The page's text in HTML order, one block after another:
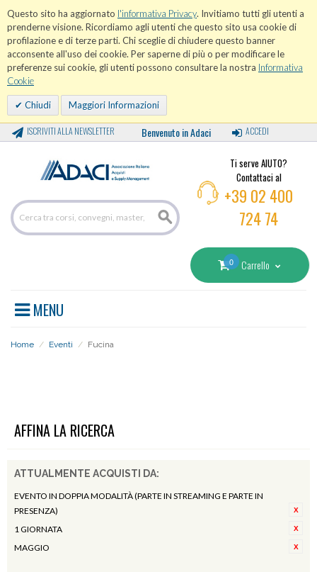
Questo sito ha aggiornato l'informativa Privacy. Invitiamo tutti gli utenti a
prenderne visione. Ricordiamo agli utenti che questo sito usa cookie di
profilazione e di terze parti. Chi sceglie di chiudere questo banner
acconsente all'uso dei cookie. Per saperne di più o per modificare le
preferenze sui cookie, gli utenti possono consultare la nostra Informativa
Cookie
Chiudi Maggiori Informazioni
ISCRIVITI ALLA NEWSLETTER Benvenuto in Adaci ACCEDI
Ti serve AIUTO?
Contattaci al
+39 02 400
724 74
0 Carrello
MENU
Home / Eventi / Fucina
AFFINA LA RICERCA
ATTUALMENTE ACQUISTI DA:
EVENTO IN DOPPIA MODALITÀ (PARTE IN STREAMING E PARTE IN
PRESENZA)
1 GIORNATA
MAGGIO